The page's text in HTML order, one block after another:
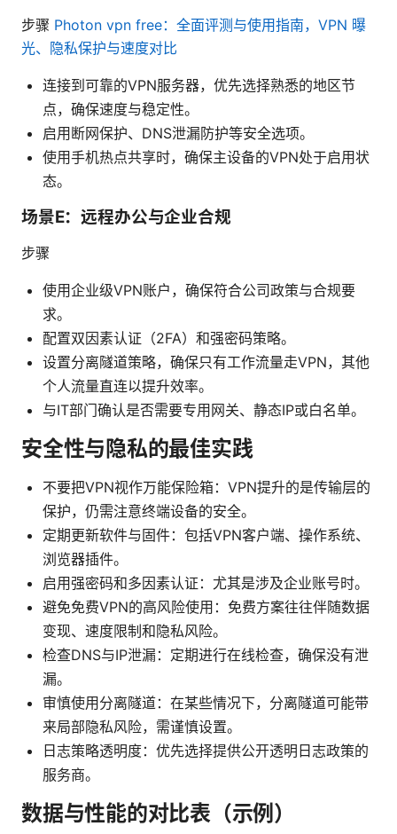
步骤 Photon vpn free：全面评测与使用指南，VPN 曝
光、隐私保护与速度对比
连接到可靠的VPN服务器，优先选择熟悉的地区节
点，确保速度与稳定性。
启用断网保护、DNS泄漏防护等安全选项。
使用手机热点共享时，确保主设备的VPN处于启用状
态。
场景E：远程办公与企业合规
步骤
使用企业级VPN账户，确保符合公司政策与合规要
求。
配置双因素认证（2FA）和强密码策略。
设置分离隧道策略，确保只有工作流量走VPN，其他
个人流量直连以提升效率。
与IT部门确认是否需要专用网关、静态IP或白名单。
安全性与隐私的最佳实践
不要把VPN视作万能保险箱：VPN提升的是传输层的
保护，仍需注意终端设备的安全。
定期更新软件与固件：包括VPN客户端、操作系统、
浏览器插件。
启用强密码和多因素认证：尤其是涉及企业账号时。
避免免费VPN的高风险使用：免费方案往往伴随数据
变现、速度限制和隐私风险。
检查DNS与IP泄漏：定期进行在线检查，确保没有泄
漏。
审慎使用分离隧道：在某些情况下，分离隧道可能带
来局部隐私风险，需谨慎设置。
日志策略透明度：优先选择提供公开透明日志政策的
服务商。
数据与性能的对比表（示例）